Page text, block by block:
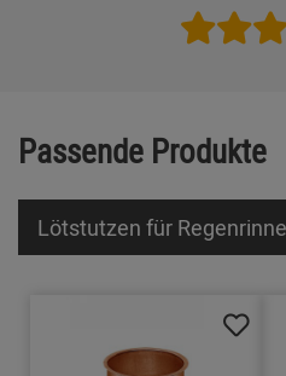
Passende Produkte
Lötstutzen für